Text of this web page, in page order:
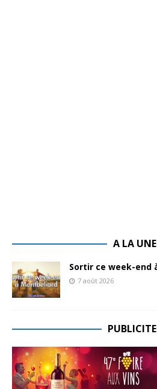
A LA UNE
Sortir ce week-end
7 août 2026